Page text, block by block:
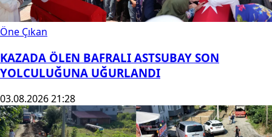
Öne Çıkan
KAZADA ÖLEN BAFRALI ASTSUBAY SON
YOLCULUĞUNA UĞURLANDI
03.08.2026 21:28